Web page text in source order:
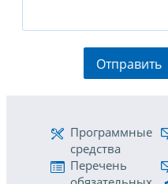
Отправить
Программные
средства
Перечень